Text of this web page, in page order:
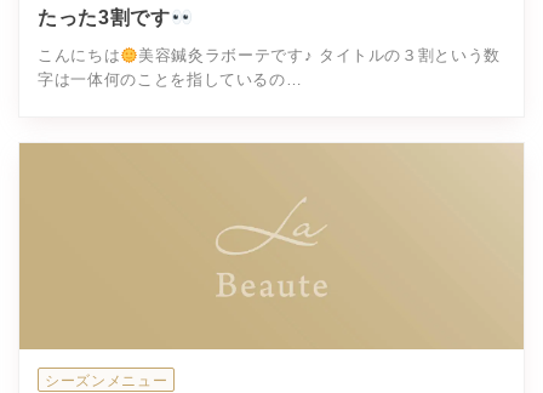
たった3割です
こんにちは
美容鍼灸ラボーテです♪ タイトルの３割という数
字は一体何のことを指しているの…
シーズンメニュー